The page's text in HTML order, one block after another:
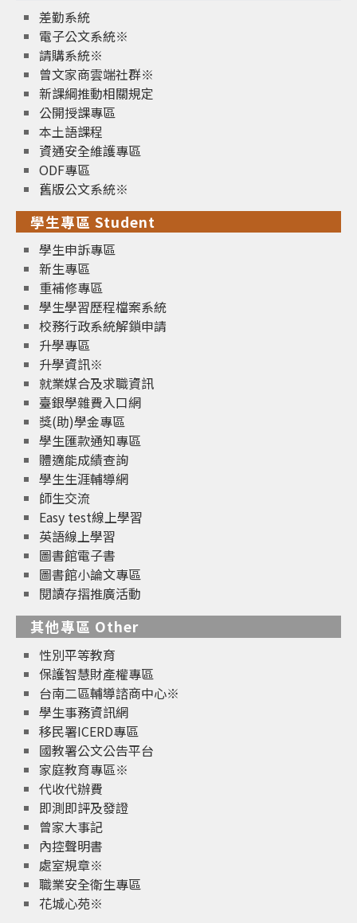
差勤系統
電子公文系統※
請購系統※
曾文家商雲端社群※
新課綱推動相關規定
公開授課專區
本土語課程
資通安全維護專區
ODF專區
舊版公文系統※
學生專區 Student
學生申訴專區
新生專區
重補修專區
學生學習歷程檔案系統
校務行政系統解鎖申請
升學專區
升學資訊※
就業媒合及求職資訊
臺銀學雜費入口網
獎(助)學金專區
學生匯款通知專區
體適能成績查詢
學生生涯輔導網
師生交流
Easy test線上學習
英語線上學習
圖書館電子書
圖書館小論文專區
閱讀存摺推廣活動
其他專區 Other
性別平等教育
保護智慧財產權專區
台南二區輔導諮商中心※
學生事務資訊網
移民署ICERD專區
國教署公文公告平台
家庭教育專區※
代收代辦費
即測即評及發證
曾家大事記
內控聲明書
處室規章※
職業安全衛生專區
花城心苑※